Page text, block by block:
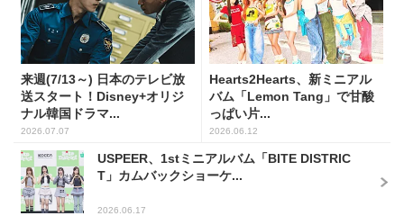
来週(7/13～) 日本のテレビ放
送スタート！Disney+オリジ
ナル韓国ドラマ...
2026.07.07
Hearts2Hearts、新ミニアル
バム「Lemon Tang」で甘酸
っぱい片...
2026.06.12
USPEER、1stミニアルバム「BITE DISTRIC
T」カムバックショーケ...
2026.06.17